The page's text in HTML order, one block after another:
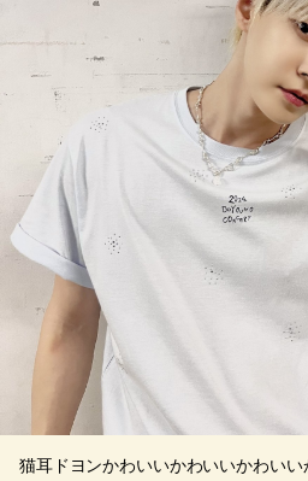
猫耳ドヨンかわいいかわいいかわい